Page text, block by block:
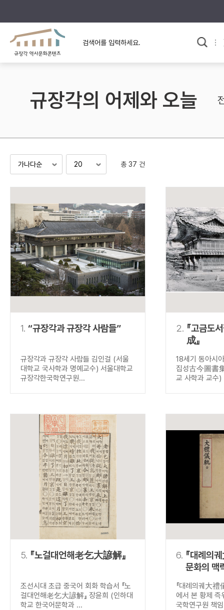
규장각의 어제와 오늘
규장각 소개영상
사료와 문학으로 본
고대
고려
조선 후기
검색 연산자 사용안내
연산자 사용 예
AND 정조 AND 정약용
“정조”와 “정약
색
OR 정조 OR 정약용 “정조” 또는 “정
NOT 정조 NOT 정약용
“정조”가 나온
동시에 여러 개의 연산자를 사용할 수 있습니다.
규장각의 어제와 오늘
총 37 건
1. “규장각과 규장각 사람들”
규장각과 규장각 사람들 김인걸 (서울
대학교 국사학과 명예교수) 서울대학교
규장각한국학연구원...
2. 『고금도
成』
18세기 동아시
집성古今圖書
교 사학과 교수)
5. 『노걸대언해老乞大諺解』
조선시대 초급 중국어 회화 학습서 『노
걸대언해老乞大諺解』 장윤희 (인하대
학교 한국어문학과 ...
6. 『대례의
문화의 맥
즉위식
『대례의궤大禮
에서 본 황제 즉
국학연구원 책